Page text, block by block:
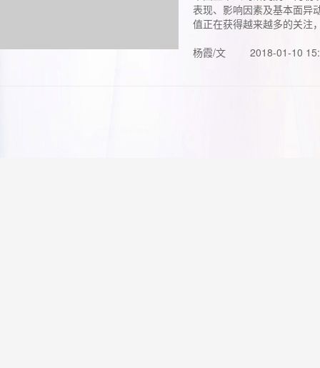
表现、影响因素及基本面异
值正在获得越来越多的关注
杨霞/文
2018-01-10